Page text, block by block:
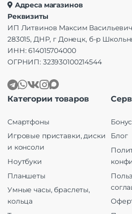
Адреса магазинов
Реквизиты
ИП Литвинов Максим Васильевич
283015, ДНР, г Донецк, б-р
ИНН: 614015704000
ОГРНИП: 323930100214544
Категории товаров
Смартфоны
Игровые приставки, диски
и консоли
Ноутбуки
Планшеты
Умные часы, браслеты,
кольца
Блог